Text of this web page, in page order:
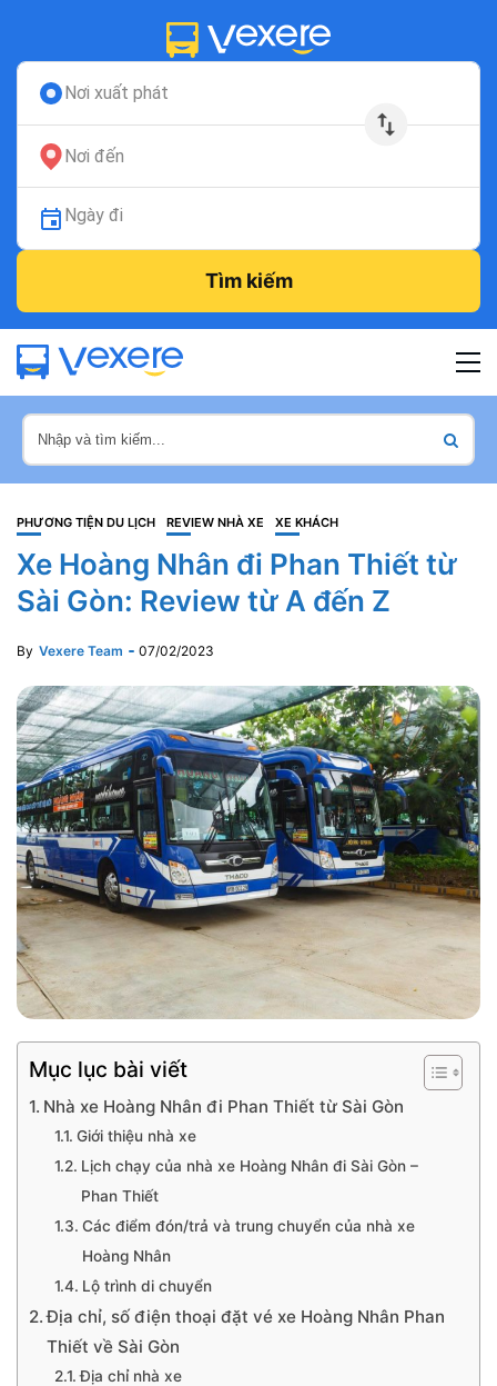
Nơi xuất phát
Nơi đến
Ngày đi
Tìm kiếm
PHƯƠNG TIỆN DU LỊCH REVIEW NHÀ XE XE KHÁCH
Xe Hoàng Nhân đi Phan Thiết từ
Sài Gòn: Review từ A đến Z
By Vexere Team 07/02/2023
Mục lục bài viết
Nhà xe Hoàng Nhân đi Phan Thiết từ Sài Gòn
Giới thiệu nhà xe
Lịch chạy của nhà xe Hoàng Nhân đi Sài Gòn –
Phan Thiết
Các điểm đón/trả và trung chuyển của nhà xe
Hoàng Nhân
Lộ trình di chuyển
Địa chỉ, số điện thoại đặt vé xe Hoàng Nhân Phan
Thiết về Sài Gòn
Địa chỉ nhà xe